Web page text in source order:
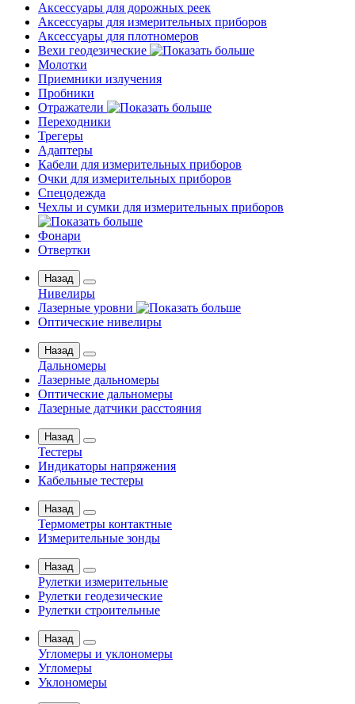
Аксессуары для дорожных реек
Аксессуары для измерительных приборов
Аксессуары для плотномеров
Вехи геодезические
Молотки
Приемники излучения
Пробники
Отражатели
Переходники
Трегеры
Адаптеры
Кабели для измерительных приборов
Очки для измерительных приборов
Спецодежда
Чехлы и сумки для измерительных приборов
Фонари
Отвертки
Назад
Нивелиры
Лазерные уровни
Оптические нивелиры
Назад
Дальномеры
Лазерные дальномеры
Оптические дальномеры
Лазерные датчики расстояния
Назад
Тестеры
Индикаторы напряжения
Кабельные тестеры
Назад
Термометры контактные
Измерительные зонды
Назад
Рулетки измерительные
Рулетки геодезические
Рулетки строительные
Назад
Угломеры и уклономеры
Угломеры
Уклономеры